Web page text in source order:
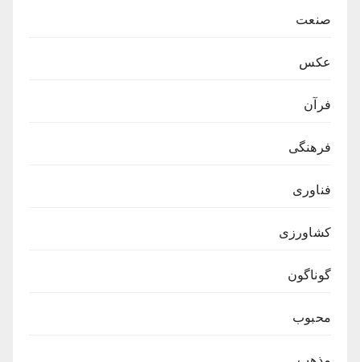
صنعت
عکس
فرآن
فرهنگی
فناوری
کشاورزی
گوناگون
محبوب